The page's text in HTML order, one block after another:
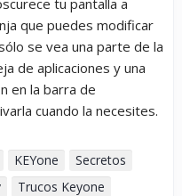
que puedes modificar
se vea una parte de la
de aplicaciones y una
en la barra de
cuando la necesites.
KEYone
Secretos
Trucos Keyone